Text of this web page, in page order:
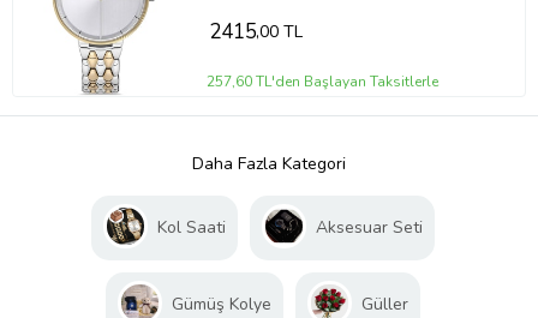
2415,00 TL
257,60 TL'den Başlayan Taksitlerle
Daha Fazla Kategori
Kol Saati Aksesuar Seti
Gümüş Kolye Güller